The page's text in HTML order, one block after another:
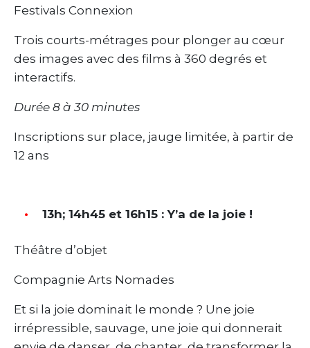
Festivals Connexion
Trois courts-métrages pour plonger au cœur
des images avec des films à 360 degrés et
interactifs.
Durée 8 à 30 minutes
Inscriptions sur place, jauge limitée, à partir de
12 ans
13h; 14h45 et 16h15 : Y’a de la joie !
Théâtre d’objet
Compagnie Arts Nomades
Et si la joie dominait le monde ? Une joie
irrépressible, sauvage, une joie qui donnerait